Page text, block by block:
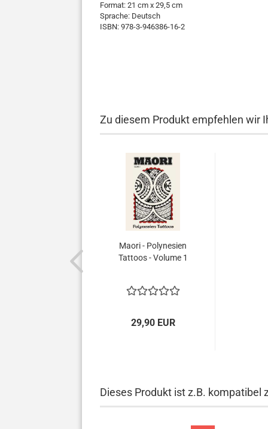
Format: 21 cm x 29,5 cm
Sprache: Deutsch
ISBN: 978-3-946386-16-2
Zu diesem Produkt empfehlen wir
Maori - Polynesien
Tattoos - Volume 1
29,90 EUR
Dieses Produkt ist z.B. kompatibel